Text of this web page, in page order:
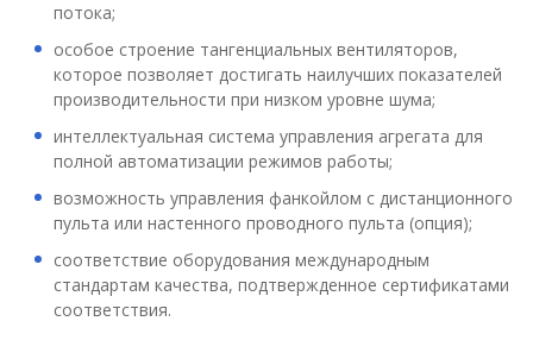
потока;
особое строение тангенциальных вентиляторов,
которое позволяет достигать наилучших показателей
производительности при низком уровне шума;
интеллектуальная система управления агрегата для
полной автоматизации режимов работы;
возможность управления фанкойлом с дистанционного
пульта или настенного проводного пульта (опция);
соответствие оборудования международным
стандартам качества, подтвержденное сертификатами
соответствия.